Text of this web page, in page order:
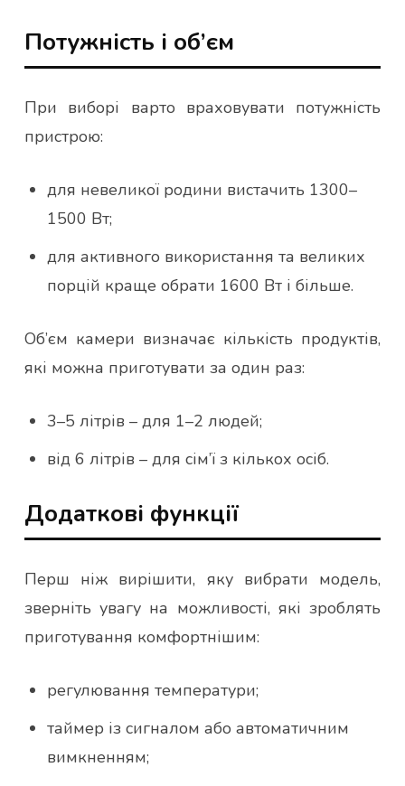
Потужність і об’єм
При виборі варто враховувати потужність
пристрою:
для невеликої родини вистачить 1300–
1500 Вт;
для активного використання та великих
порцій краще обрати 1600 Вт і більше.
Об’єм камери визначає кількість продуктів,
які можна приготувати за один раз:
3–5 літрів – для 1–2 людей;
від 6 літрів – для сім’ї з кількох осіб.
Додаткові функції
Перш ніж вирішити, яку вибрати модель,
зверніть увагу на можливості, які зроблять
приготування комфортнішим:
регулювання температури;
таймер із сигналом або автоматичним
вимкненням;